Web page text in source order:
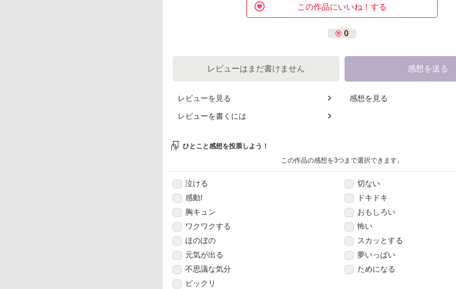
この作品にいいね！する
0
レビューは まだ書けません
レビューを見る
レビューを書くには
感想を送る
感想を見る
ひとこと感想を投票しよう！
この作品の感想を3つまで選択できます。
泣ける
切ない
感動!
ドキドキ
胸キュン
おもしろい
ワクワクする
怖い
ほのぼの
スカッとする
元気が出る
夢いっぱい
不思議な気分
ためになる
ビックリ